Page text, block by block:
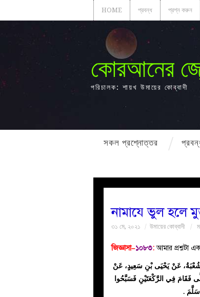
HOME প্রবন্ধ প্রশ্ন করুন
কোরআনের
পরিচালক: শায়খ উমায়ের কোব্বাদী
সকল প্রশ্নোত্তর
নামাযে ভুল হলে
৩১ মে, ২০২১ উমায়ের কোব্বাদী
জিজ্ঞাসা–১০৮৩:আমার প্রশ্নটা
شُعْبَةُ، عَنْ يَحْيَى بْنِ سَعِيدٍ، عَنْ
فَقَامَ فِي الرَّكْعَتَيْنِ فَسَبَّحُوا
‏.‏